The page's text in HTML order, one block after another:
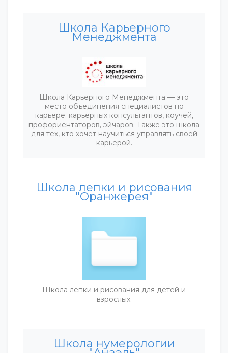
Школа Карьерного
Менеджмента
Школа Карьерного Менеджмента — это
место объединения специалистов по
карьере: карьерных консультантов, коучей,
профориентаторов, эйчаров. Также это школа
для тех, кто хочет научиться управлять своей
карьерой.
Школа лепки и рисования
"Оранжерея"
Школа лепки и рисования для детей и
взрослых.
Школа нумерологии